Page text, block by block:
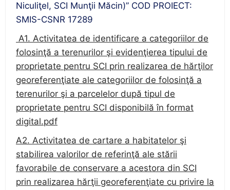
Niculiţel, SCI Munţii Măcin)” COD PROIECT:
SMIS-CSNR 17289
A1. Activitatea de identificare a categoriilor de
folosinţă a terenurilor şi evidenţierea tipului de
proprietate pentru SCI prin realizarea de hărţilor
georeferenţiate ale categoriilor de folosinţă a
terenurilor şi a parcelelor după tipul de
proprietate pentru SCI disponibilă în format
digital.pdf
A2. Activitatea de cartare a habitatelor şi
stabilirea valorilor de referinţă ale stării
favorabile de conservare a acestora din SCI
prin realizarea hărţii georeferenţiate cu privire la